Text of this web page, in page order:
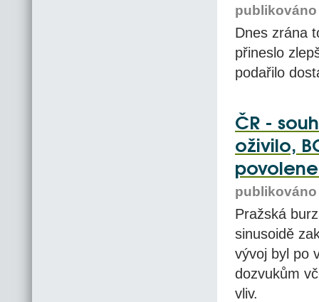
publikováno
Dnes zrána
přineslo
podařilo
ČR -
oživilo,
publikováno
Pražská
sinusoidě
vývoj byl po
dozvukům
vliv.